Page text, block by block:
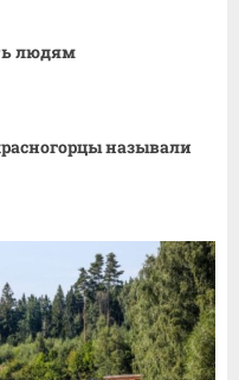
людям
называли